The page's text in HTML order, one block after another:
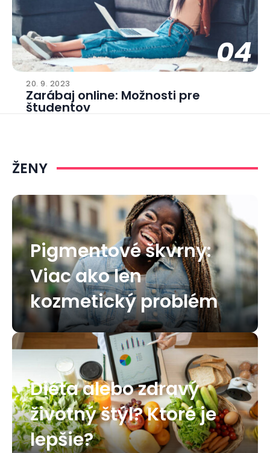
04
20. 9. 2023
Zarábaj online: Možnosti pre
študentov
ŽENY
Pigmentové škvrny:
Viac ako len
kozmetický problém
Diéta alebo zdravý
životný štýl? Ktoré je
lepšie?